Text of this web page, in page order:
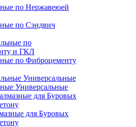
по Нержавеюей
по Сэндвич
по Фиброцементу
Универсальные
для Буровых